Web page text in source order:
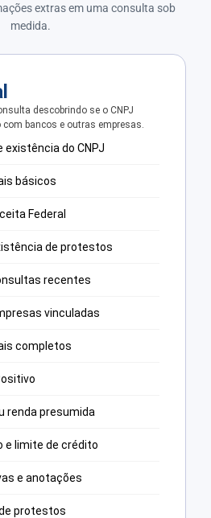
extras em uma consulta sob
medida.
descobrindo se o CNPJ
bancos e outras empresas.
existência do CNPJ
básicos
Federal
de protestos
recentes
vinculadas
completos
renda presumida
e limite de crédito
e anotações
protestos